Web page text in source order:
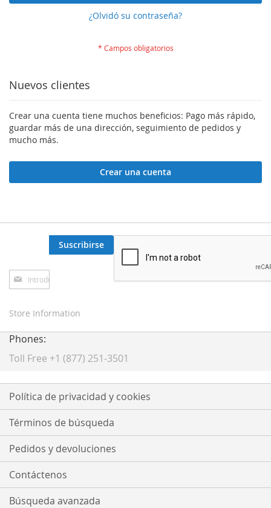
¿Olvidó su contraseña?
Nuevos clientes
Crear una cuenta tiene muchos beneficios: Pago más rápido,
guardar más de una dirección, seguimiento de pedidos y
mucho más.
Crear una cuenta
Inscríbase
a
boletín
noticias:
Suscribirse
Store Information
Phones:
Toll Free +1 (877) 251-3501
Política de privacidad y cookies
Términos de búsqueda
Pedidos y devoluciones
Contáctenos
Búsqueda avanzada